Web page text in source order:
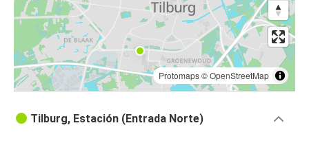
Protomaps©OpenStreetMap
Tilburg, Estación (Entrada Norte)